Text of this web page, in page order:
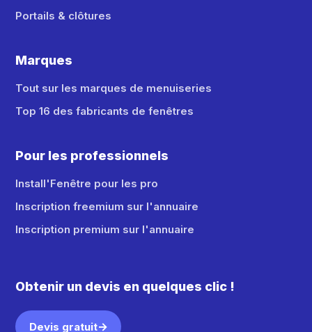
Portails & clôtures
Marques
Tout sur les marques de menuiseries
Top 16 des fabricants de fenêtres
Pour les professionnels
Install'Fenêtre pour les pro
Inscription freemium sur l'annuaire
Inscription premium sur l'annuaire
Obtenir un devis en quelques clic !
Devis gratuit